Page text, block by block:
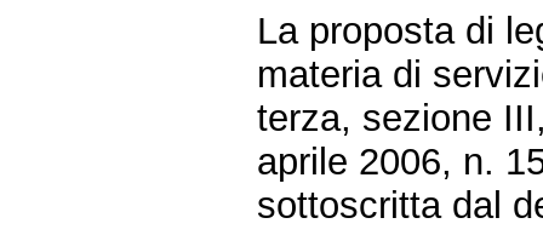
La proposta di
materia di
terza, sezione
aprile 2006, n.
sottoscritta dal